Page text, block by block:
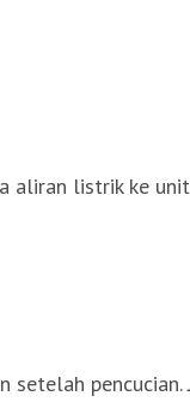
aliran listrik ke
setelah pencucian.